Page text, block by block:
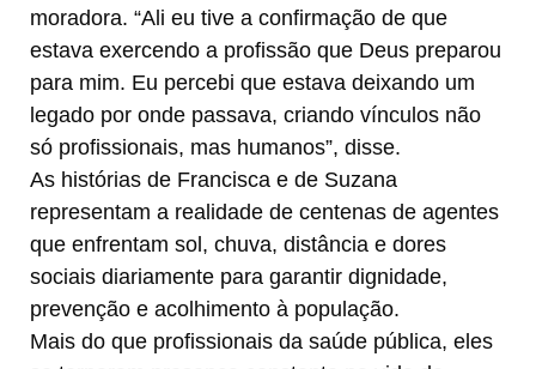
moradora. “Ali eu tive a confirmação de que
estava exercendo a profissão que Deus preparou
para mim. Eu percebi que estava deixando um
legado por onde passava, criando vínculos não
só profissionais, mas humanos”, disse.
As histórias de Francisca e de Suzana
representam a realidade de centenas de agentes
que enfrentam sol, chuva, distância e dores
sociais diariamente para garantir dignidade,
prevenção e acolhimento à população.
Mais do que profissionais da saúde pública, eles